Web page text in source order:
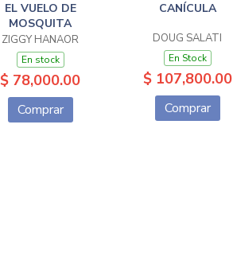
EL VUELO DE
MOSQUITA
ZIGGY HANAOR
En stock
$ 78,000.00
Comprar
CANÍCULA
DOUG SALATI
En Stock
$ 107,800.00
Comprar